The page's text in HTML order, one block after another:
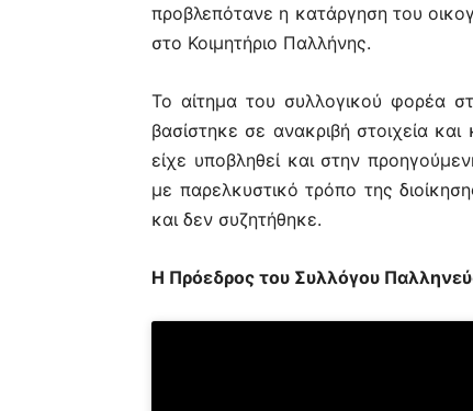
προβλεπότανε η κατάργηση του
στο Κοιμητήριο Παλλήνης.
Το αίτημα του συλλογικού φορέα
βασίστηκε σε ανακριβή στοιχεία
είχε υποβληθεί και στην
με παρελκυστικό τρόπο της
και δεν συζητήθηκε.
Η Πρόεδρος του Συλλόγου